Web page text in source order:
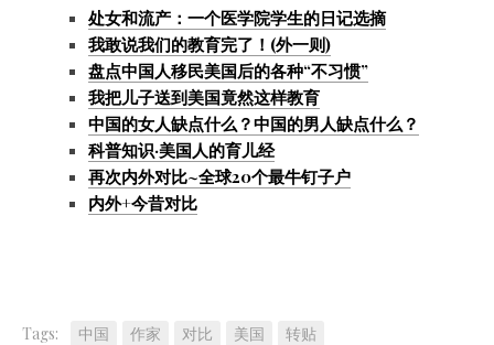
处女和流产：一个医学院学生的日记选摘
我敢说我们的教育完了！(外一则)
盘点中国人移民美国后的各种“不习惯”
我把儿子送到美国竟然这样教育
中国的女人缺点什么？中国的男人缺点什么？
科普知识·美国人的育儿经
再次内外对比~全球20个最牛钉子户
内外+今昔对比
Tags: 中国 作家 对比 美国 转贴